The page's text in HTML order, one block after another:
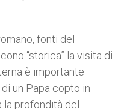
fonti del
“storica” la visita di
è importante
un Papa copto in
la profondità del